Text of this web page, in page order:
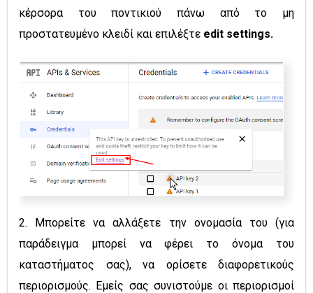
κέρσορα του ποντικιού πάνω από το μη
προστατευμένο κλειδί και επιλέξτε edit settings.
2. Μπορείτε να αλλάξετε την ονομασία του (για
παράδειγμα μπορεί να φέρει το όνομα του
καταστήματος σας), να ορίσετε διαφορετικούς
περιορισμούς. Εμείς σας συνιστούμε οι περιορισμοί